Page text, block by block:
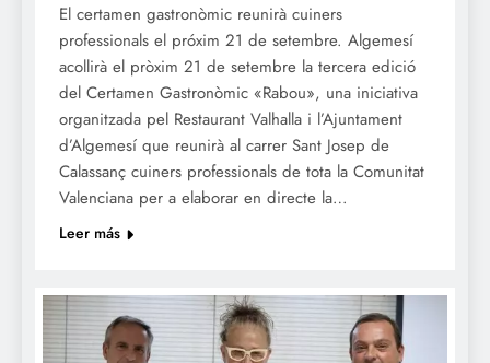
El certamen gastronòmic reunirà cuiners
professionals el próxim 21 de setembre. Algemesí
acollirà el pròxim 21 de setembre la tercera edició
del Certamen Gastronòmic «Rabou», una iniciativa
organitzada pel Restaurant Valhalla i l’Ajuntament
d’Algemesí que reunirà al carrer Sant Josep de
Calassanç cuiners professionals de tota la Comunitat
Valenciana per a elaborar en directe la…
Leer más